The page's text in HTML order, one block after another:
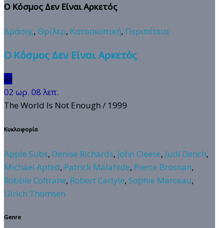
Ο Κόσμος Δεν Είναι Αρκετός
Δράσης, Θρίλερ, Κατασκοπική, Περιπέτεια
Ο Κόσμος Δεν Είναι Αρκετός
👍
02 ωρ. 08 λεπ.
The World Is Not Enough / 1999
Κυκλοφορία
Apple Subs, Denise Richards, John Cleese, Judi Dench,
Michael Apted, Patrick Malahide, Pierce Brosnan,
Robbie Coltrane, Robert Carlyle, Sophie Marceau,
Ulrich Thomsen
Genre